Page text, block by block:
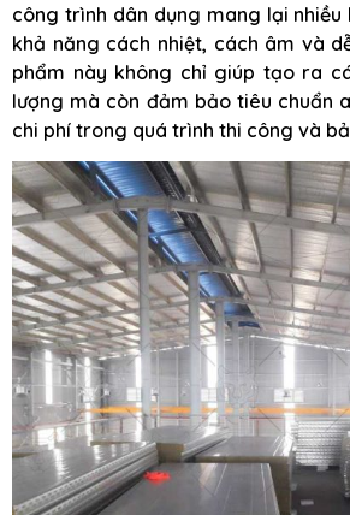
công trình dân dụng mang lại
khả năng cách nhiệt, cách âm và
phẩm này không chỉ giúp tạo ra
lượng mà còn đảm bảo tiêu chuẩn
chi phí trong quá trình thi công và